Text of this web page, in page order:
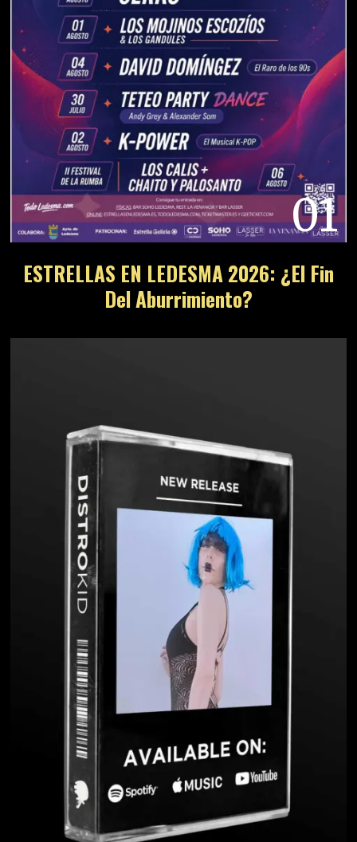
01
ESTRELLAS EN LEDESMA 2026: ¿El Fin
Del Aburrimiento?